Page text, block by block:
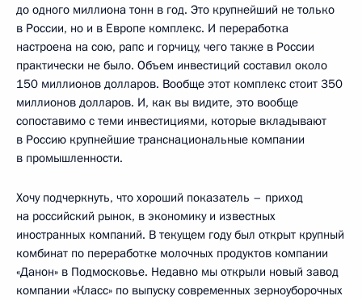
до одного миллиона тонн в год. Это крупнейший не только
в России, но и в Европе комплекс. И переработка
настроена на сою, рапс и горчицу, чего также в России
практически не было. Объем инвестиций составил около
150 миллионов долларов. Вообще этот комплекс стоит 350
миллионов долларов. И, как вы видите, это вообще
сопоставимо с теми инвестициями, которые вкладывают
в Россию крупнейшие транснациональные компании
в промышленности.
Хочу подчеркнуть, что хороший показатель – приход
на российский рынок, в экономику и известных
иностранных компаний. В текущем году был открыт крупный
комбинат по переработке молочных продуктов компании
«Данон» в Подмосковье. Недавно мы открыли новый завод
компании «Класс» по выпуску современных зерноуборочных